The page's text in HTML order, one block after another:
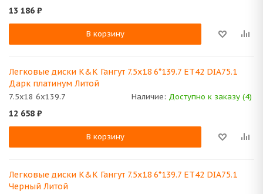
13 186 ₽
В корзину
Легковые диски K&K Гангут 7.5x18 6*139.7 ET42 DIA75.1
Дарк платинум Литой
7.5x18 6x139.7 Наличие: Доступно к заказу (4)
12 658 ₽
В корзину
Легковые диски K&K Гангут 7.5x18 6*139.7 ET42 DIA75.1
Черный Литой